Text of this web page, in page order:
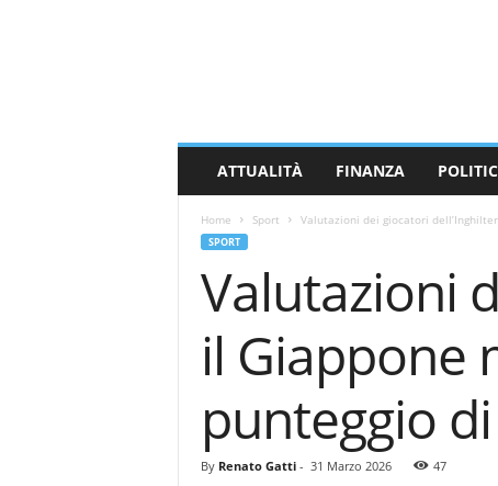
ATTUALITÀ FINANZA
Home Sport Valutazioni dei giocatori
SPORT
Valutazioni
il Giappone
punteggio
By Renato Gatti- 31 Marzo 2026 47